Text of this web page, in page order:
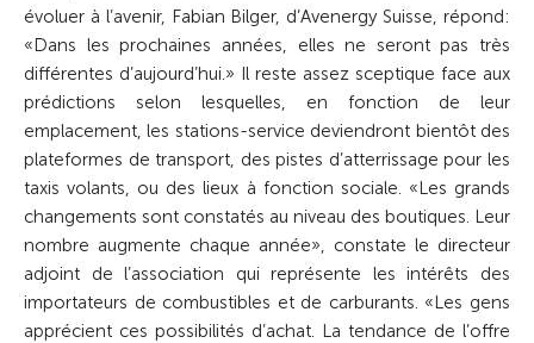
évoluer à l’avenir, Fabian Bilger, d’Avenergy Suisse, répond:
«Dans les prochaines années, elles ne seront pas très
différentes d’aujourd’hui.» Il reste assez sceptique face aux
prédictions selon lesquelles, en fonction de leur
emplacement, les stations-service deviendront bientôt des
plateformes de transport, des pistes d’atterrissage pour les
taxis volants, ou des lieux à fonction sociale. «Les grands
changements sont constatés au niveau des boutiques. Leur
nombre augmente chaque année», constate le directeur
adjoint de l’association qui représente les intérêts des
importateurs de combustibles et de carburants. «Les gens
apprécient ces possibilités d’achat. La tendance de l’offre